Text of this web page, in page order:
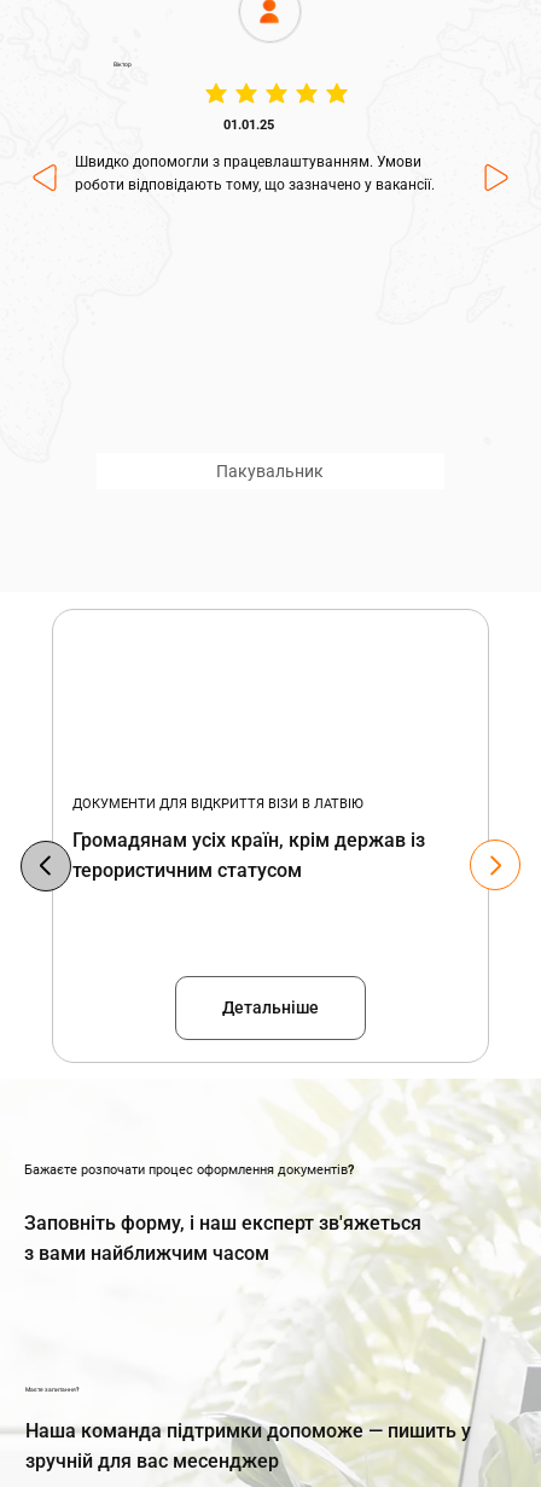
Швидко допомогли з працевлаштуванням. Умови
роботи відповідають тому, що зазначено у вакансії.
Пакувальник
Віктор
середня оцінка: 5 з 5
01.01.25
ДОКУМЕНТИ ДЛЯ ВІДКРИТТЯ ВІЗИ В ЛАТВІЮ
Громадянам усіх країн, крім держав із
терористичним статусом
Детальніше
Бажаєте розпочати процес оформлення документів?
Заповніть форму, і наш експерт зв'яжеться
з вами найближчим часом
Маєте запитання?
Наша команда підтримки допоможе — пишить у
зручній для вас месенджер